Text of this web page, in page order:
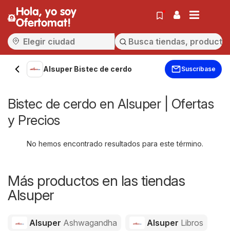
Hola, yo soy
Ofertomat!
Alsuper Bistec de cerdo Suscríbase
Bistec de cerdo en Alsuper | Ofertas
y Precios
No hemos encontrado resultados para este término.
Más productos en las tiendas
Alsuper
Alsuper Ashwagandha Alsuper Libros